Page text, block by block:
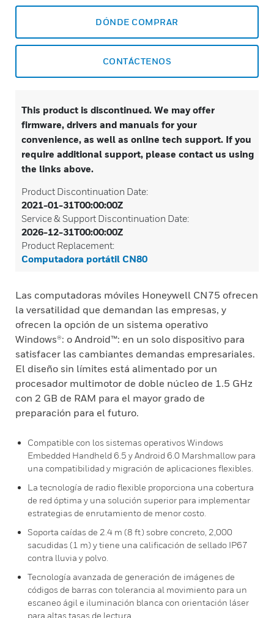
DÓNDE COMPRAR
CONTÁCTENOS
This product is discontinued. We may offer
firmware, drivers and manuals for your
convenience, as well as online tech support. If you
require additional support, please contact us using
the links above.
Product Discontinuation Date:
2021-01-31T00:00:00Z
Service & Support Discontinuation Date:
2026-12-31T00:00:00Z
Product Replacement:
Computadora portátil CN80
Las computadoras móviles Honeywell CN75 ofrecen
la versatilidad que demandan las empresas, y
ofrecen la opción de un sistema operativo
Windows®: o Android™: en un solo dispositivo para
satisfacer las cambiantes demandas empresariales.
El diseño sin límites está alimentado por un
procesador multimotor de doble núcleo de 1.5 GHz
con 2 GB de RAM para el mayor grado de
preparación para el futuro.
Compatible con los sistemas operativos Windows
Embedded Handheld 6.5 y Android 6.0 Marshmallow para
una compatibilidad y migración de aplicaciones flexibles.
La tecnología de radio flexible proporciona una cobertura
de red óptima y una solución superior para implementar
estrategias de enrutamiento de menor costo.
Soporta caídas de 2.4 m (8 ft) sobre concreto, 2,000
sacudidas (1 m) y tiene una calificación de sellado IP67
contra lluvia y polvo.
Tecnología avanzada de generación de imágenes de
códigos de barras con tolerancia al movimiento para un
escaneo ágil e iluminación blanca con orientación láser
para altas tasas de lectura.